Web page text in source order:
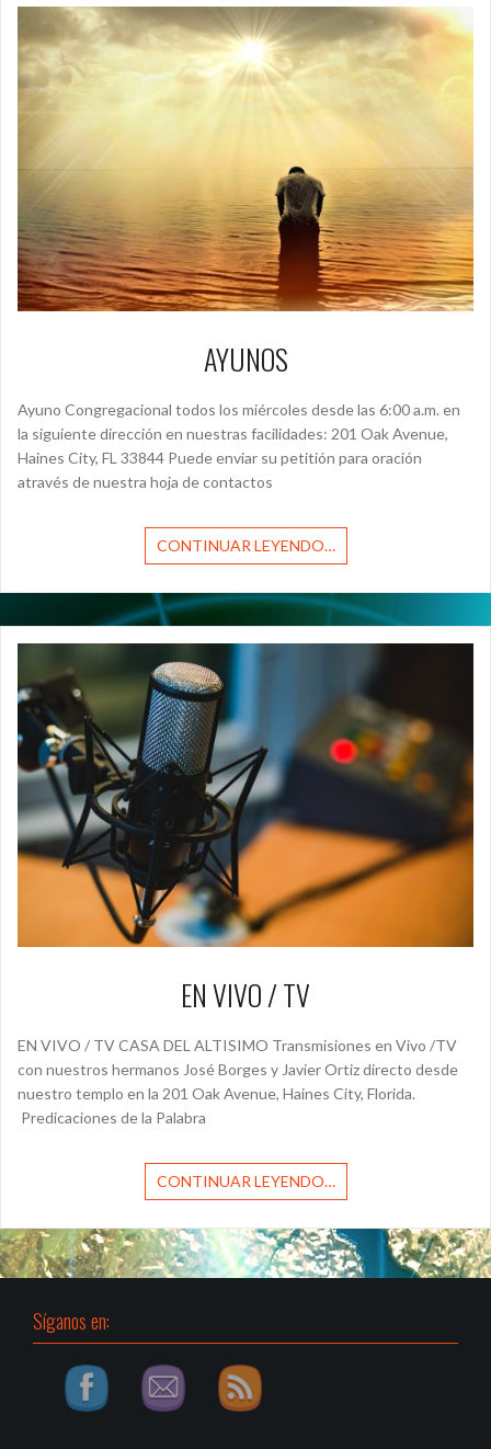
AYUNOS
Ayuno Congregacional todos los miércoles desde las 6:00 a.m. en
la siguiente dirección en nuestras facilidades: 201 Oak Avenue,
Haines City, FL 33844 Puede enviar su petitión para oración
através de nuestra hoja de contactos
CONTINUAR LEYENDO…
EN VIVO / TV
EN VIVO / TV CASA DEL ALTISIMO Transmisiones en Vivo /TV
con nuestros hermanos José Borges y Javier Ortiz directo desde
nuestro templo en la 201 Oak Avenue, Haines City, Florida.
Predicaciones de la Palabra
CONTINUAR LEYENDO…
Síganos en: